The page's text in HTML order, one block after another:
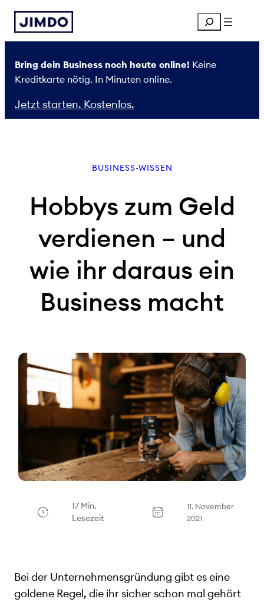
Zum
Inhalt
springen
Search
Bring dein Business noch heute online! Keine
Kreditkarte nötig. In Minuten online.
Jetzt starten. Kostenlos.
BUSINESS-WISSEN
Hobbys zum Geld
verdienen – und
wie ihr daraus ein
Business macht
17 Min.
Lesezeit
11. November
2021
Bei der Unternehmensgründung gibt es eine
goldene Regel, die ihr sicher schon mal gehört